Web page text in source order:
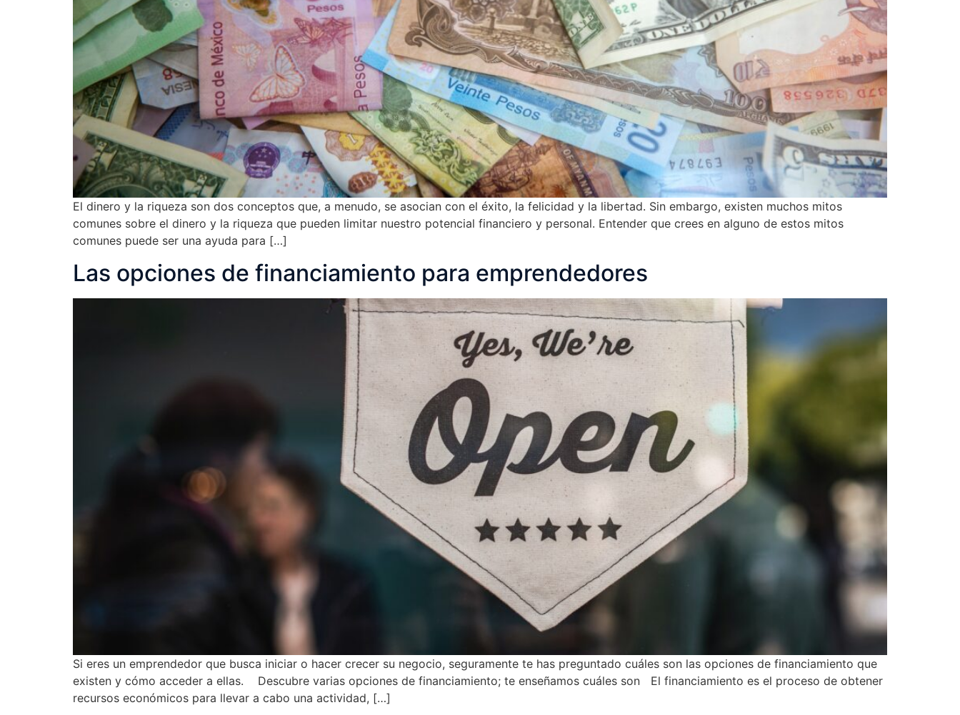
El dinero y la riqueza son dos conceptos que, a menudo, se asocian con el éxito, la felicidad y la libertad. Sin embargo, existen muchos mitos
comunes sobre el dinero y la riqueza que pueden limitar nuestro potencial financiero y personal. Entender que crees en alguno de estos mitos
comunes puede ser una ayuda para […]
Las opciones de financiamiento para emprendedores
Si eres un emprendedor que busca iniciar o hacer crecer su negocio, seguramente te has preguntado cuáles son las opciones de financiamiento que
existen y cómo acceder a ellas. Descubre varias opciones de financiamiento; te enseñamos cuáles son El financiamiento es el proceso de obtener
recursos económicos para llevar a cabo una actividad, […]